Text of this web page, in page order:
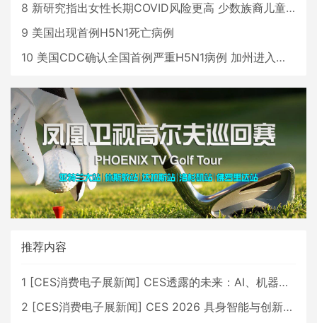
8 新研究指出女性长期COVID风险更高 少数族裔儿童存在差异
9 美国出现首例H5N1死亡病例
10 美国CDC确认全国首例严重H5N1病例 加州进入紧急状态
推荐内容
1 [CES消费电子展新闻] CES透露的未来：AI、机器人与智能生活大爆发
2 [CES消费电子展新闻] CES 2026 具身智能与创新领域 中国公司大放异彩